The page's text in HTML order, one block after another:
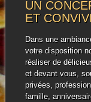
UN
ET
Dans une
votre disposition
réaliser de
et devant vous,
privées,
famille,